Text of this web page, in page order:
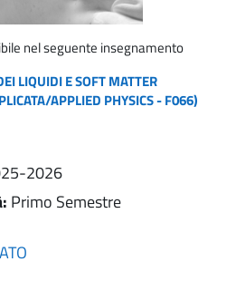
nel seguente insegnamento
LIQUIDI E SOFT MATTER
APPLIED PHYSICS - F066)
2026
: Primo Semestre